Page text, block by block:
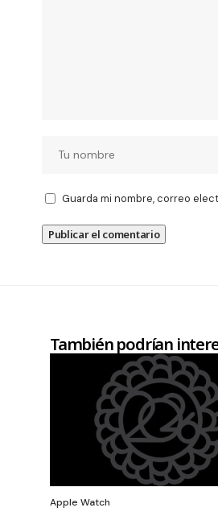
Guarda mi nombre, correo
También podrían
Apple Watch